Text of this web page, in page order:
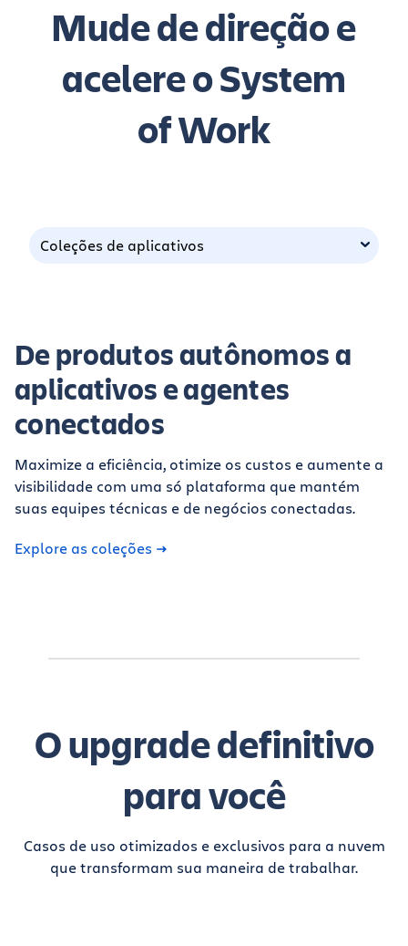
Mude de direção e
acelere o System
of Work
Coleções de aplicativos
De produtos autônomos a
aplicativos e agentes
conectados
Maximize a eficiência, otimize os custos e aumente a
visibilidade com uma só plataforma que mantém
suas equipes técnicas e de negócios conectadas.
Explore as coleções
O upgrade definitivo
para você
Casos de uso otimizados e exclusivos para a nuvem
que transformam sua maneira de trabalhar.